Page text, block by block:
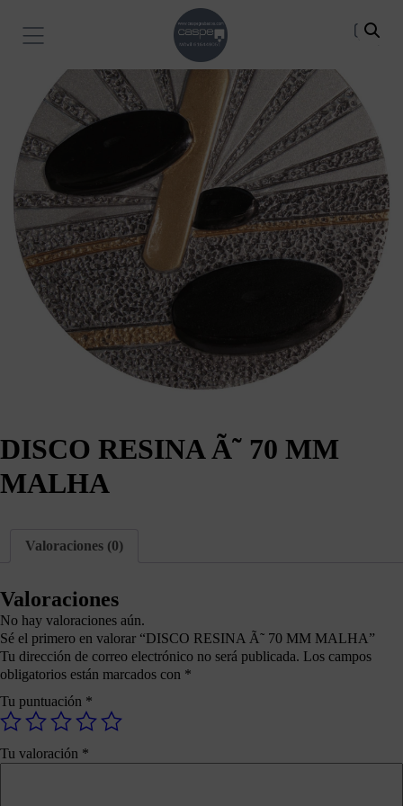
DISCO RESINA Ã˜ 70 MM
MALHA
Valoraciones (0)
Valoraciones
No hay valoraciones aún.
Sé el primero en valorar “DISCO RESINA Ã˜ 70 MM MALHA”
Tu dirección de correo electrónico no será publicada. Los campos
obligatorios están marcados con *
Tu puntuación *
Tu valoración *